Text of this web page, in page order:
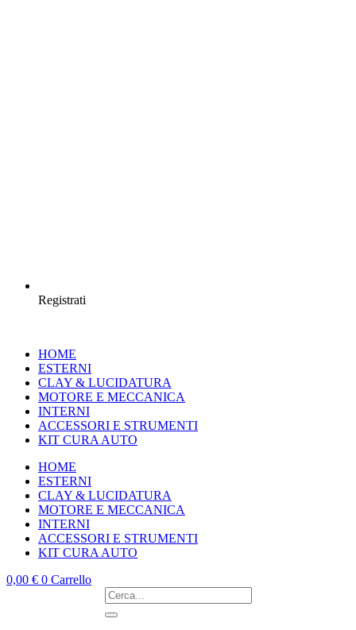
Registrati
HOME
ESTERNI
CLAY & LUCIDATURA
MOTORE E MECCANICA
INTERNI
ACCESSORI E STRUMENTI
KIT CURA AUTO
HOME
ESTERNI
CLAY & LUCIDATURA
MOTORE E MECCANICA
INTERNI
ACCESSORI E STRUMENTI
KIT CURA AUTO
0,00 € 0 Carrello